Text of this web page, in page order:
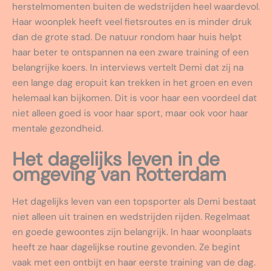
herstelmomenten buiten de wedstrijden heel waardevol.
Haar woonplek heeft veel fietsroutes en is minder druk
dan de grote stad. De natuur rondom haar huis helpt
haar beter te ontspannen na een zware training of een
belangrijke koers. In interviews vertelt Demi dat zij na
een lange dag eropuit kan trekken in het groen en even
helemaal kan bijkomen. Dit is voor haar een voordeel dat
niet alleen goed is voor haar sport, maar ook voor haar
mentale gezondheid.
Het dagelijks leven in de
omgeving van Rotterdam
Het dagelijks leven van een topsporter als Demi bestaat
niet alleen uit trainen en wedstrijden rijden. Regelmaat
en goede gewoontes zijn belangrijk. In haar woonplaats
heeft ze haar dagelijkse routine gevonden. Ze begint
vaak met een ontbijt en haar eerste training van de dag.